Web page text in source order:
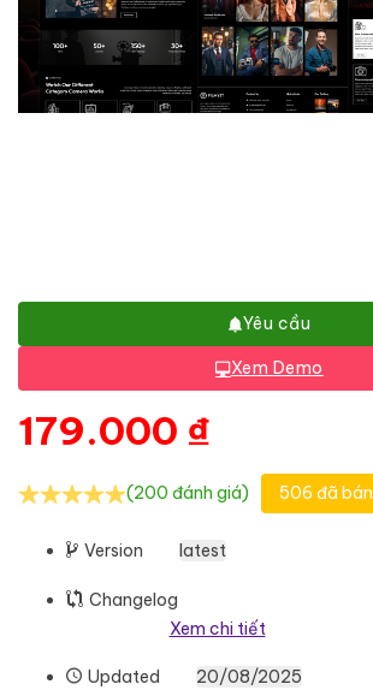
Yêu cầu
Xem Demo
179.000 ₫
(200 đánh giá) 506 đã bán
Version latest
Changelog
Xem chi tiết
Updated 20/08/2025